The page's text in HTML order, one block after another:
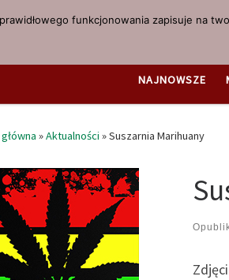
NAJNOWSZE
»Aktualności »Suszarnia Marihuany
funkcjonowania zapisuje na